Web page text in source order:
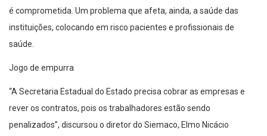
é comprometida. Um problema que afeta, ainda, a saúde das
instituições, colocando em risco pacientes e profissionais de
saúde.
Jogo de empurra
“A Secretaria Estadual do Estado precisa cobrar as empresas e
rever os contratos, pois os trabalhadores estão sendo
penalizados”, discursou o diretor do Siemaco, Elmo Nicácio